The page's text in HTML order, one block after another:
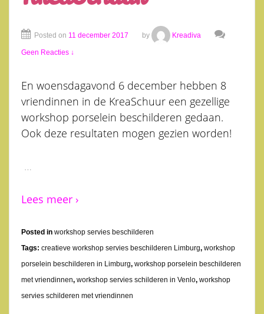
Posted on 11 december 2017 by Kreadiva
Geen Reacties ↓
En woensdagavond 6 december hebben 8
vriendinnen in de KreaSchuur een gezellige
workshop porselein beschilderen gedaan.
Ook deze resultaten mogen gezien worden!
…
Lees meer ›
Posted in workshop servies beschilderen
Tags: creatieve workshop servies beschilderen Limburg, workshop
porselein beschilderen in Limburg, workshop porselein beschilderen
met vriendinnen, workshop servies schilderen in Venlo, workshop
servies schilderen met vriendinnen